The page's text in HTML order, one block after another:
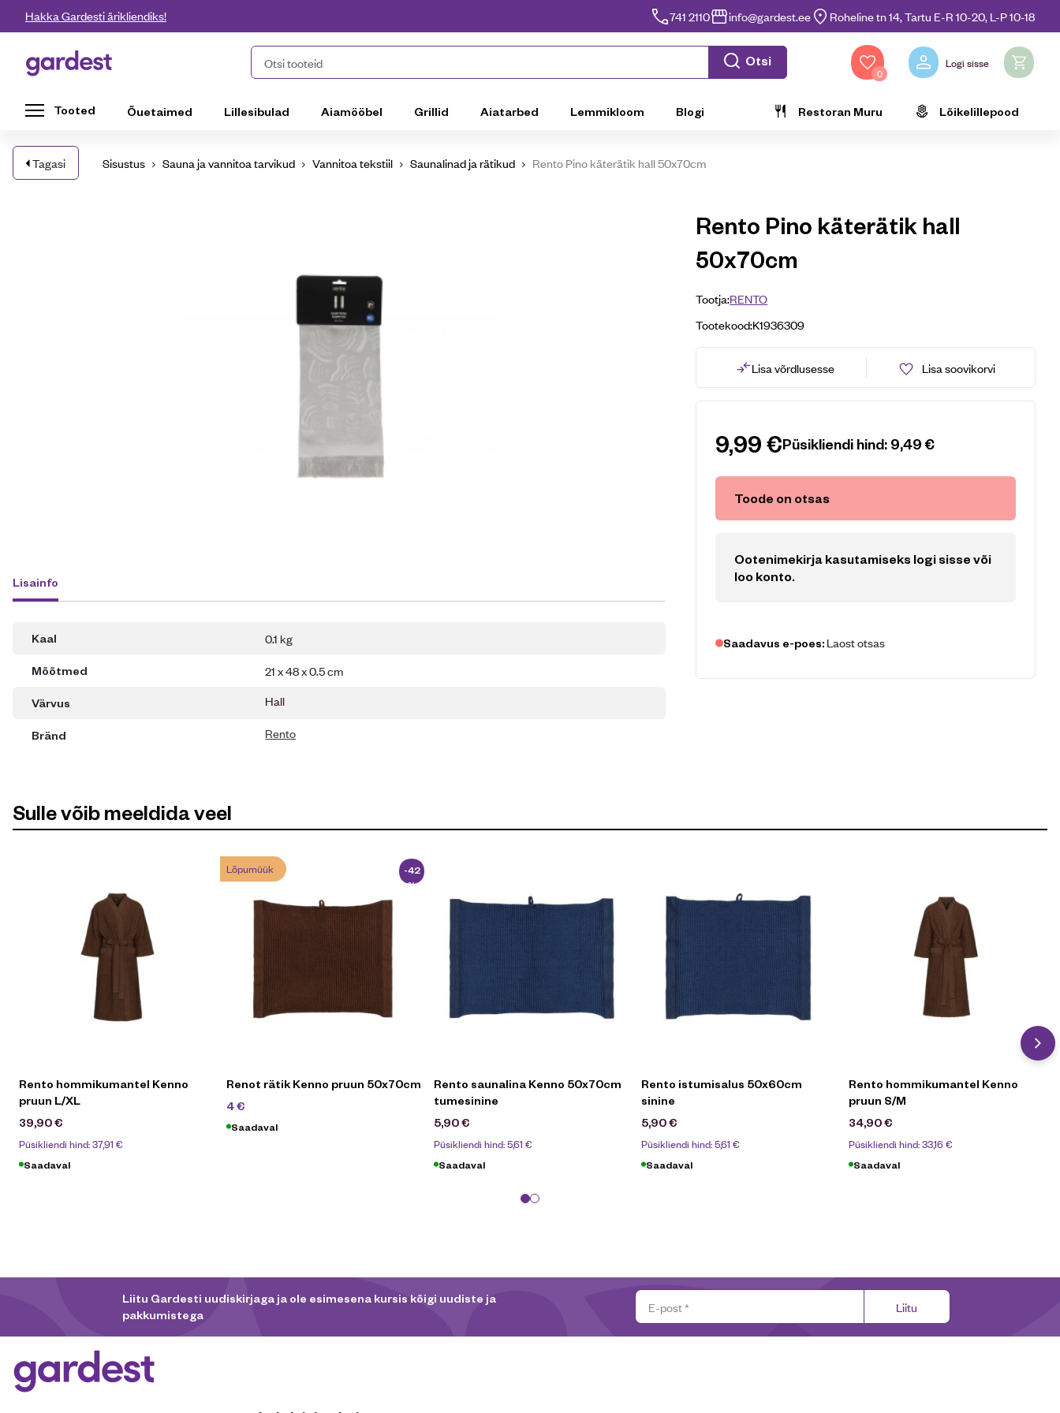
Liigu edasi põhisisu juurde
Hakka Gardesti ärikliendiks! 741 2110 info@gardest.ee Roheline tn 14, Tartu E-R 10-20, L-P 10-18
Gardest Otsi tooteid Otsi
0
Logi sisse
Tooted Õuetaimed Lillesibulad Aiamööbel Grillid Aiatarbed Lemmikloom Blogi Restoran Muru Lõikelillepood
Tagasi Sisustus Sauna ja vannitoa tarvikud Vannitoa tekstiil Saunalinad ja rätikud Rento Pino käterätik hall 50x70cm
Lisainfo
Kaal 0.1 kg
Mõõtmed 21 x 48 x 0.5 cm
Värvus Hall
Bränd Rento
Rento Pino käterätik hall
50x70cm
Tootja:RENTO
Tootekood:K1936309
Lisa võrdlusesse Lisa soovikorvi
9,99€Püsikliendi hind: 9,49€
Toode on otsas
Ootenimekirja kasutamiseks logi sisse või
loo konto.
Saadavus e-poes: Laost otsas
Sulle võib meeldida veel
Rento hommikumantel Kenno
pruun L/XL
39,90€
Püsikliendi hind:37,91 €
Saadaval
Lõpumüük
-42
%
Renot rätik Kenno pruun 50x70cm
4€
Saadaval
Rento saunalina Kenno 50x70cm
tumesinine
5,90€
Püsikliendi hind:5,61 €
Saadaval
Rento istumisalus 50x60cm
sinine
5,90€
Püsikliendi hind:5,61 €
Saadaval
Rento hommikumantel Kenno
pruun S/M
34,90€
Püsikliendi hind:33,16€
Saadaval
Liitu Gardesti uudiskirjaga ja ole esimesena kursis kõigi uudiste ja
pakkumistega
Liitu